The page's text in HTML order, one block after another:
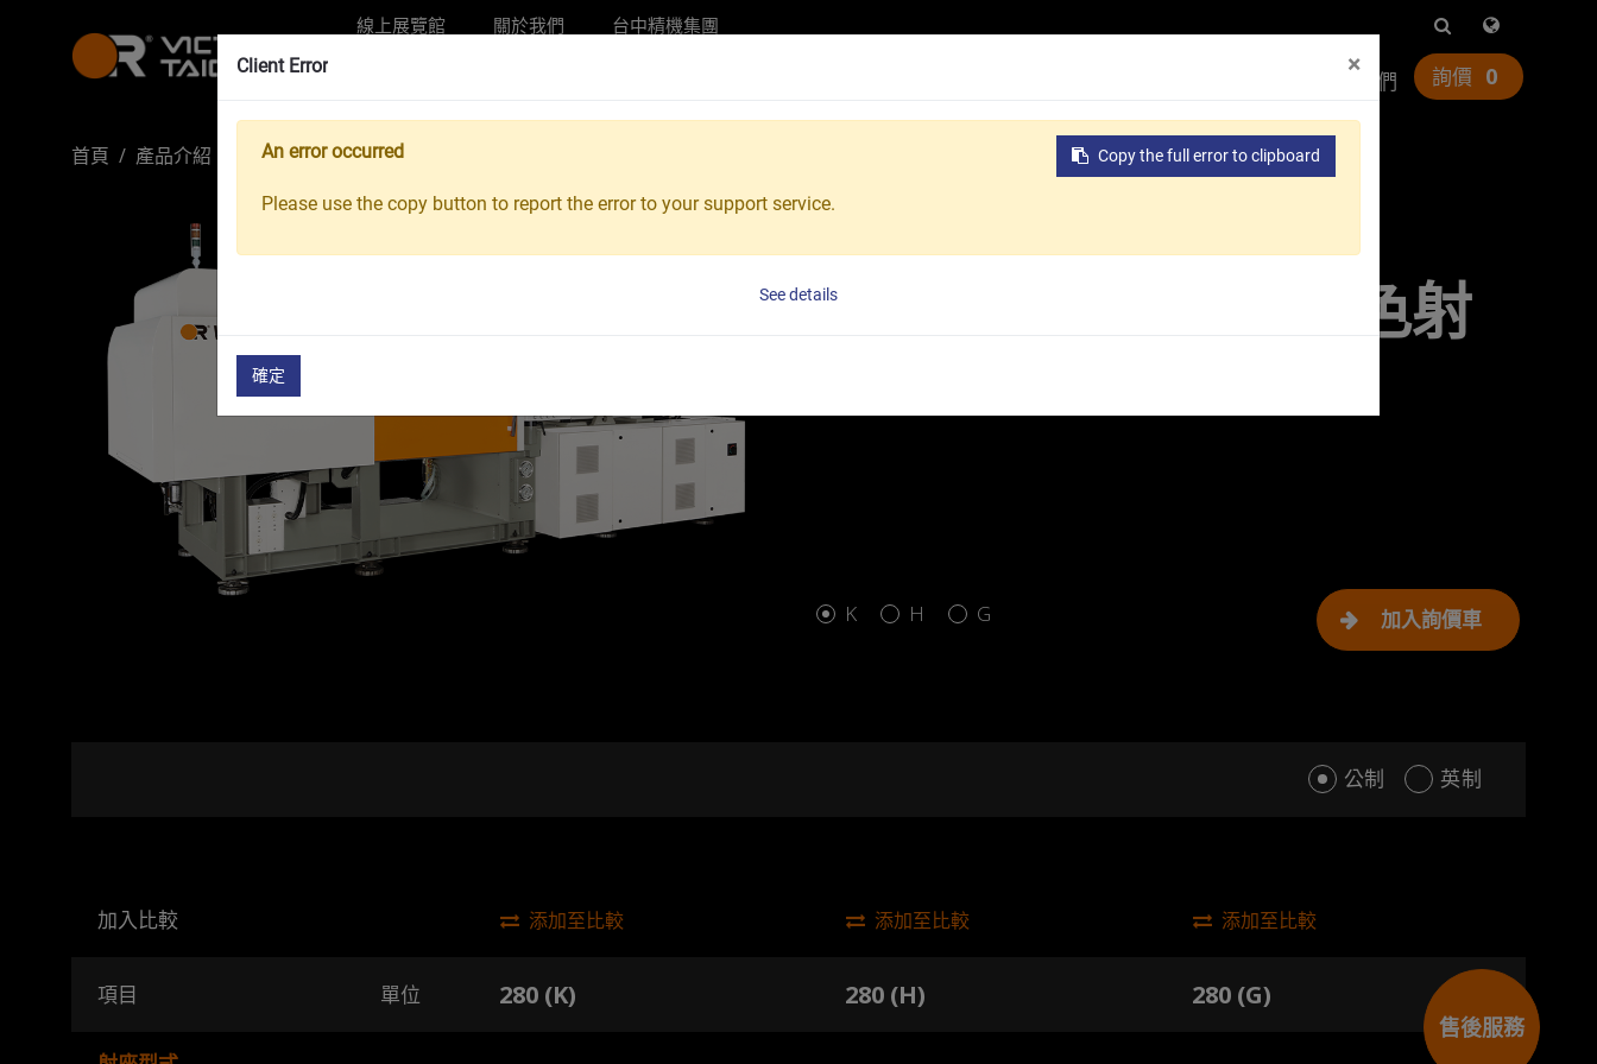
聯絡我們 0
線上展覽館 關於我們 台中精機集團
首頁 產品介紹 塑膠射出機 RC 系列
RC-280
RC 系列 伺服節能多色射
K H G 加入詢價車
公制 英制
加入比較 添加至比較 添加至比較 添加至比較
項目 單位 280 (K) 280 (H) 280 (G)
售後服務
Client Error ×
Copy the full error to clipboard
An error occurred
Please use the copy button to report the error to your support service.
See details
確定